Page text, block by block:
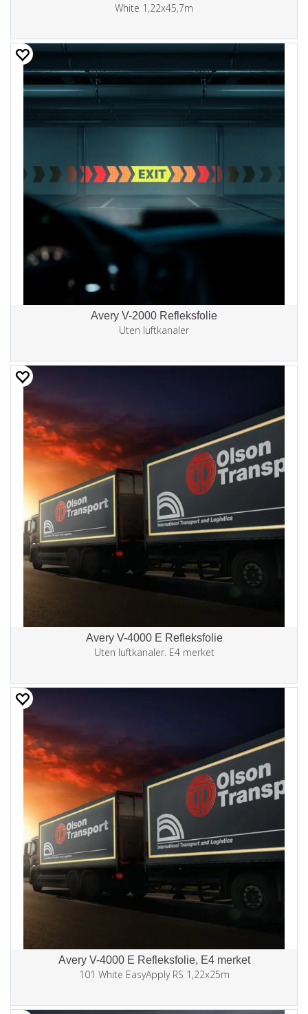
White 1,22x45,7m
Avery V-2000 Refleksfolie
Uten luftkanaler
Avery V-4000 E Refleksfolie
Uten luftkanaler. E4 merket
Avery V-4000 E Refleksfolie, E4 merket
101 White EasyApply RS 1,22x25m